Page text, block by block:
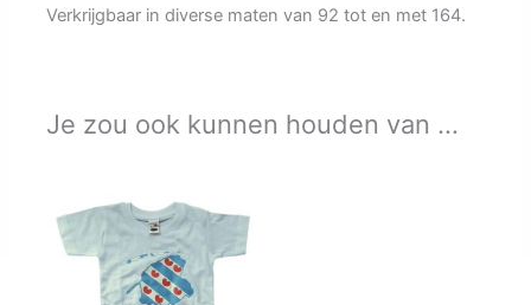
Verkrijgbaar in diverse maten van 92 tot en met 164.
Je zou ook kunnen houden van …